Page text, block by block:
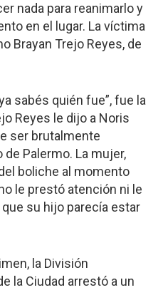
nada para reanimarlo y
en el lugar. La víctima
Brayan Trejo Reyes, de
sabés quién fue”, fue la
Reyes le dijo a Noris
ser brutalmente
Palermo. La mujer,
boliche al momento
le prestó atención ni le
su hijo parecía estar
la División
la Ciudad arrestó a un